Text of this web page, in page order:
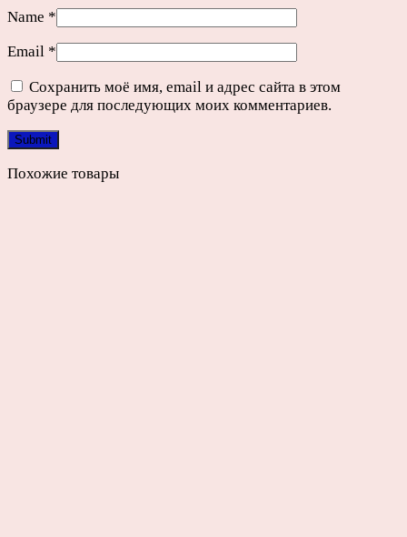
Name *
Email *
Сохранить моё имя, email и адрес сайта в этом
браузере для последующих моих комментариев.
Похожие товары